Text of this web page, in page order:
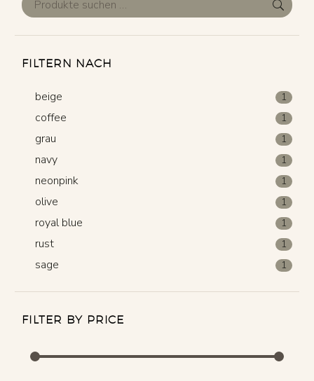
FILTERN NACH
beige 1
coffee 1
grau 1
navy 1
neonpink 1
olive 1
royal blue 1
rust 1
sage 1
FILTER BY PRICE